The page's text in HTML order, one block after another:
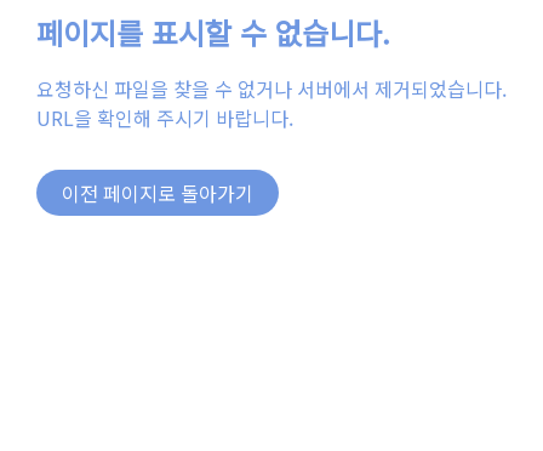
페이지를 표시할 수 없습니다.
요청하신 파일을 찾을 수 없거나 서버에서 제거되었습니다.
URL을 확인해 주시기 바랍니다.
이전 페이지로 돌아가기